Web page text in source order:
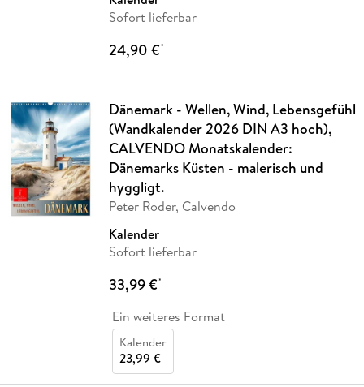
Sofort lieferbar
24,90 €*
Dänemark - Wellen, Wind, Lebensgefühl
(Wandkalender 2026 DIN A3 hoch),
CALVENDO Monatskalender:
Dänemarks Küsten - malerisch und
hyggligt.
Peter Roder, Calvendo
Kalender
Sofort lieferbar
33,99 €*
Ein weiteres Format
Kalender
23,99 €